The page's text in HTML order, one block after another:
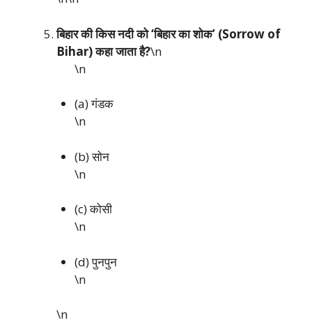
बिहार की किस नदी को ‘बिहार का शोक’ (Sorrow of
Bihar) कहा जाता है?\n
\n
(a) गंडक
\n
(b) सोन
\n
(c) कोसी
\n
(d) पुनपुन
\n
\n